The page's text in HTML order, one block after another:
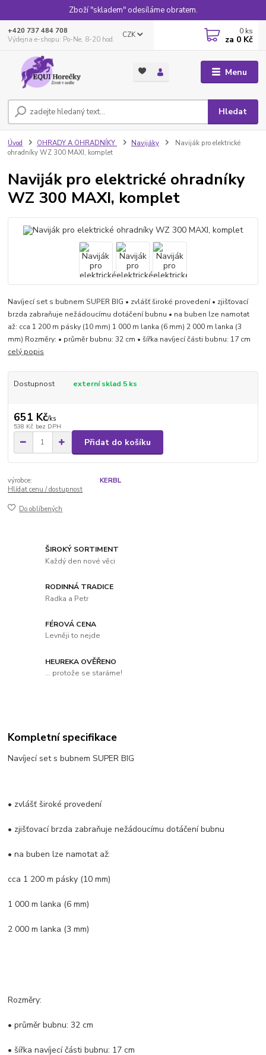
Zboží "skladem" odesíláme obratem.
Menu
CZK
Hledat
+420 737 484 708
Výdejna e-shopu: Po-Ne, 8-20 hod.
0 ks
za 0 Kč
Úvod OHRADY A OHRADNÍKY Navijáky
Naviják pro elektrické
ohradníky WZ 300 MAXI, komplet
Naviják pro elektrické ohradníky
WZ 300 MAXI, komplet
Navíjecí set s bubnem SUPER BIG • zvlášť široké provedení • zjišťovací
brzda zabraňuje nežádoucímu dotáčení bubnu • na buben lze namotat
až: cca 1 200 m pásky (10 mm) 1 000 m lanka (6 mm) 2 000 m lanka (3
mm) Rozměry: • průměr bubnu: 32 cm • šířka navíjecí části bubnu: 17 cm
celý popis
Dostupnost externí sklad 5 ks
651 Kč/ks
538 Kč bez DPH
Přidat do košíku
výrobce:
KERBL
Hlídat cenu / dostupnost
Do oblíbených
ŠIROKÝ SORTIMENT
Každý den nové věci
RODINNÁ TRADICE
Radka a Petr
FÉROVÁ CENA
Levněji to nejde
HEUREKA OVĚŘENO
... protože se staráme!
Kompletní specifikace
Navíjecí set s bubnem SUPER BIG
• zvlášť široké provedení
• zjišťovací brzda zabraňuje nežádoucímu dotáčení bubnu
• na buben lze namotat až:
cca 1 200 m pásky (10 mm)
1 000 m lanka (6 mm)
2 000 m lanka (3 mm)
Rozměry:
• průměr bubnu: 32 cm
• šířka navíjecí části bubnu: 17 cm